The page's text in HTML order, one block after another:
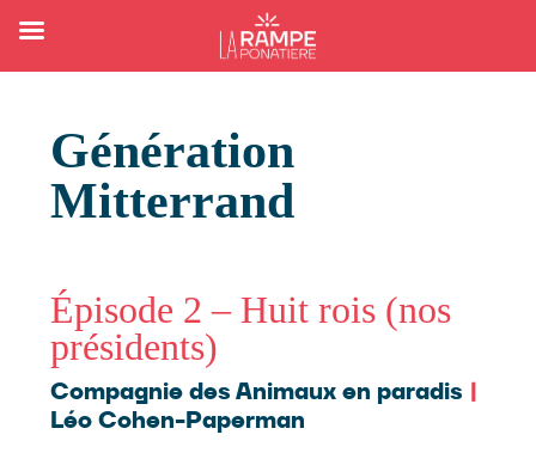
Génération
Mitterrand
Épisode 2 – Huit rois (nos
présidents)
Compagnie des Animaux en paradis |
Léo Cohen-Paperman